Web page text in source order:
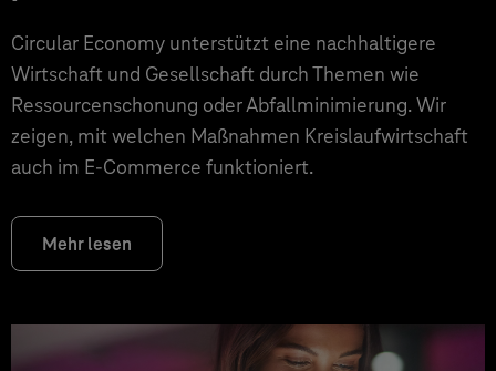
Circular Economy unterstützt eine nachhaltigere
Wirtschaft und Gesellschaft durch Themen wie
Ressourcenschonung oder Abfallminimierung. Wir
zeigen, mit welchen Maßnahmen Kreislaufwirtschaft
auch im E-Commerce funktioniert.
Mehr lesen